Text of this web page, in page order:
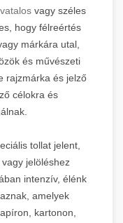
vagy széles
hogy félreértés
márkára utal,
és művészeti
rajzmárka és jelző
célokra és
tollat jelent,
jelöléshez
intenzív, élénk
amelyek
kartonon,